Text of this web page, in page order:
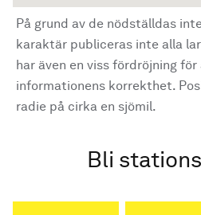
På grund av de nödställdas
karaktär publiceras inte alla
har även en viss fördröjning
informationens korrekthet.
radie på cirka en sjömil.
Bli